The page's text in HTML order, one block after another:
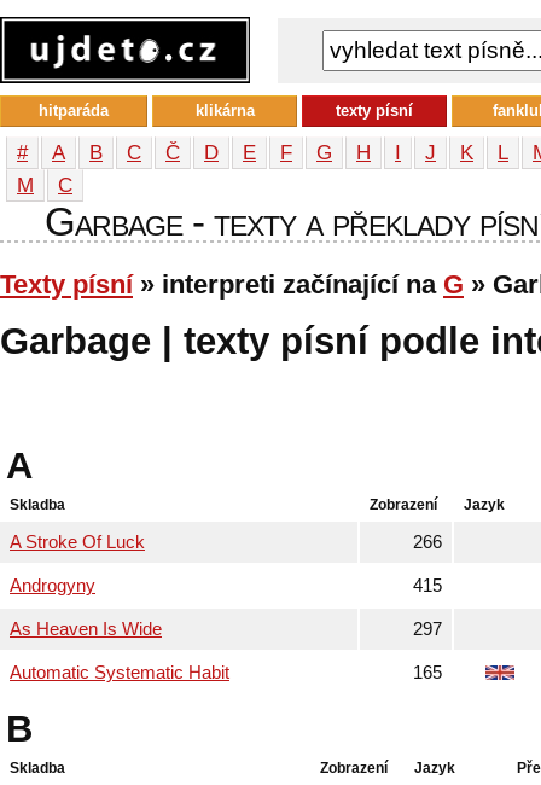
# A B C Č D E F G H I J K L
М
С
Garbage - texty a překlady
Texty písní» interpreti začínající na G »
Garbage | texty písní podle
A
Skladba Zobrazení Jazyk
A Stroke Of Luck 266
Androgyny 415
As Heaven Is Wide 297
Automatic Systematic Habit 165
B
Skladba Zobrazení Jazyk
hitparáda klikárna texty písní